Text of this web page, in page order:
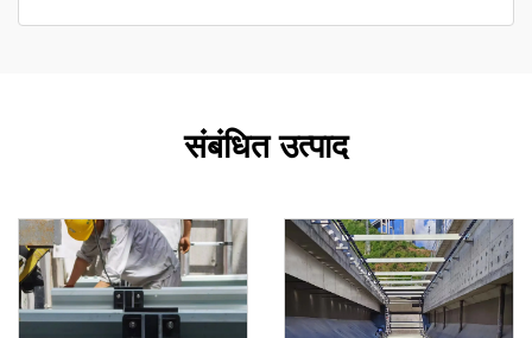
संबंधित उत्पाद